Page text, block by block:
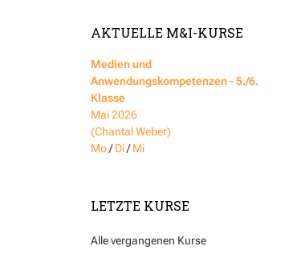
AKTUELLE M&I-KURSE
Medien und
Anwendungskompetenzen - 5./6.
Klasse
Mai 2026
(Chantal Weber)
Mo/Di/Mi
LETZTE KURSE
Alle vergangenen Kurse